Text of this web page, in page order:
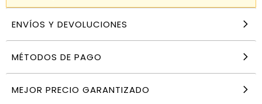
ENVÍOS Y DEVOLUCIONES
MÉTODOS DE PAGO
MEJOR PRECIO GARANTIZADO